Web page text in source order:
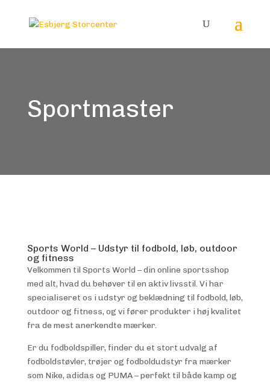
Sportmaster
Sports World – Udstyr til fodbold, løb, outdoor
og fitness
Velkommen til Sports World – din online sportsshop
med alt, hvad du behøver til en aktiv livsstil. Vi har
specialiseret os i udstyr og beklædning til fodbold, løb,
outdoor og fitness, og vi fører produkter i høj kvalitet
fra de mest anerkendte mærker.
Er du fodboldspiller, finder du et stort udvalg af
fodboldstøvler, trøjer og fodboldudstyr fra mærker
som Nike, adidas og PUMA – perfekt til både kamp og